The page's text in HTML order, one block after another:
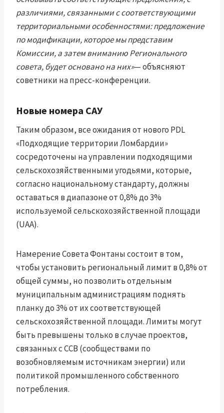
различиями, связанными с соответствующими
территориальными особенностями: предложение
по модификации, которое мы представим
Комиссии, а затем вниманию Регионального
совета, будет основано на них»— объясняют
советники на пресс-конференции.
Новые номера САУ
Таким образом, все ожидания от нового PDL
«Подходящие территории Ломбардии»
сосредоточены на управлении подходящими
сельскохозяйственными угодьями, которые,
согласно национальному стандарту, должны
оставаться в диапазоне от 0,8% до 3%
используемой сельскохозяйственной площади
(UAA).
Намерение Совета Фонтаны состоит в том,
чтобы установить региональный лимит в 0,8% от
общей суммы, но позволить отдельным
муниципальным администрациям поднять
планку до 3% от их соответствующей
сельскохозяйственной площади. Лимиты могут
быть превышены только в случае проектов,
связанных с ССВ (сообществами по
возобновляемым источникам энергии) или
политикой промышленного собственного
потребления.